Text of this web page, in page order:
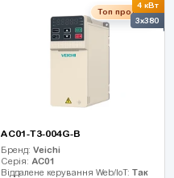
4 кВт
3x380
Топ продаж
AC01-T3-004G-B
Бренд: Veichi
Серія: AC01
Віддалене керування Web/IoT: Так